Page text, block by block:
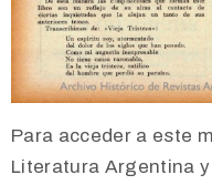
Para acceder a este
Literatura Argentina